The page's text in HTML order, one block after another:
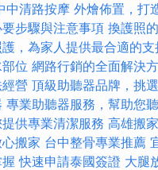
中清路按摩 外燴佈置，打
步驟與注意事項 換護照
，為家人提供最合適的支
位 網路行銷的全面解決
營 頂級助聽器品牌，挑
專業助聽器服務，幫助您
供專業清潔服務 高雄搬
搬家 台中整骨專業推薦
快速申請泰國簽證 大腿